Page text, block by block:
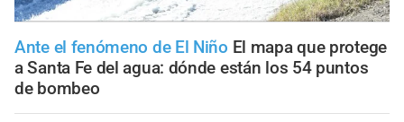
Ante el fenómeno de El Niño El mapa que protege
a Santa Fe del agua: dónde están los 54 puntos
de bombeo